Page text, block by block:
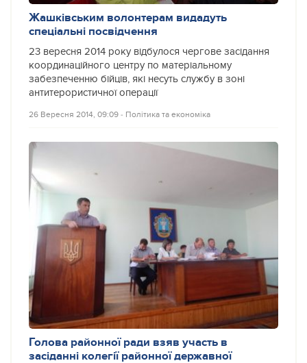
Жашківським волонтерам видадуть
спеціальні посвідчення
23 вересня 2014 року відбулося чергове засідання
координаційного центру по матеріальному
забезпеченню бійців, які несуть службу в зоні
антитерористичної операції
26 Вересня 2014, 09:09 ‐ Політика та економіка
Голова районної ради взяв участь в
засіданні колегії районної державної